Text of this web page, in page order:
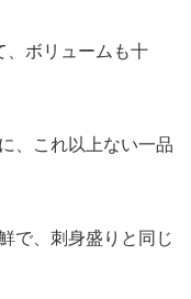
、ボリュームも十
、これ以上ない一品
で、刺身盛りと同じ